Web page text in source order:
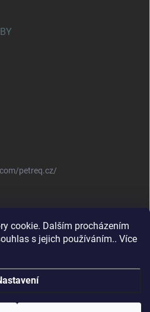
cookie. Dalším procházením
s jejich používáním.. Více
petreq.cz/